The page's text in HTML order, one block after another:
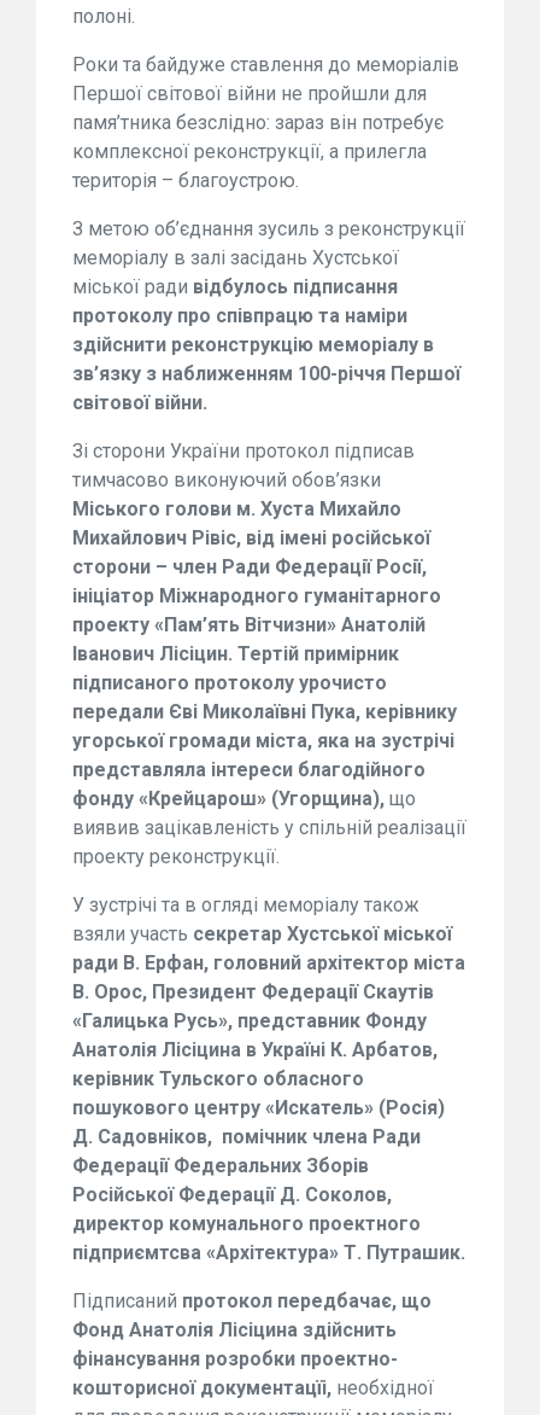
полоні.
Роки та байдуже ставлення до меморіалів
Першої світової війни не пройшли для
памя’тника безслідно: зараз він потребує
комплексної реконструкції, а прилегла
територія – благоустрою.
З метою об’єднання зусиль з реконструкції
меморіалу в залі засідань Хустської
міської ради відбулось підписання
протоколу про співпрацю та наміри
здійснити реконструкцію меморіалу в
зв’язку з наближенням 100-річчя Першої
світової війни.
Зі сторони України протокол підписав
тимчасово виконуючий обов’язки
Міського голови м. Хуста Михайло
Михайлович Рівіс, від імені російської
сторони – член Ради Федерації Росії,
ініціатор Міжнародного гуманітарного
проекту «Пам’ять Вітчизни» Анатолій
Іванович Лісіцин. Тертій примірник
підписаного протоколу урочисто
передали Єві Миколаївні Пука, керівнику
угорської громади міста, яка на зустрічі
представляла інтереси благодійного
фонду «Крейцарош» (Угорщина), що
виявив зацікавленість у спільній реалізації
проекту реконструкції.
У зустрічі та в огляді меморіалу також
взяли участь секретар Хустської міської
ради В. Ерфан, головний архітектор міста
В. Орос, Президент ФедераціїСкаутів
«Галицька Русь», представник Фонду
Анатолія Лісіцина в Україні К. Арбатов,
керівник Тульского обласного
пошукового центру «Искатель» (Росія)
Д. Садовніков, помічник члена Ради
Федерації Федеральних Зборів
РосійськоїФедераціїД. Соколов,
директор комунального проектного
підприємтсва «Архітектура» Т. Путрашик.
Підписаний протокол передбачає, що
Фонд Анатолія Лісіцина здійснить
фінансування розробки проектно-
кошторисноїдокументацїі, необхідної